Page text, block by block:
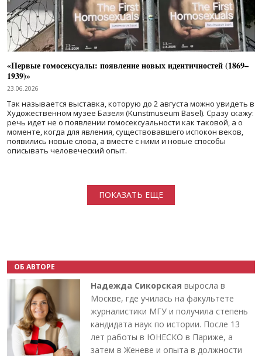
«Первые гомосексуалы: появление новых идентичностей (1869–
1939)»
23.06.2026
Так называется выставка, которую до 2 августа можно увидеть в
Художественном музее Базеля (Kunstmuseum Basel). Сразу скажу:
речь идет не о появлении гомосексуальности как таковой, а о
моменте, когда для явления, существовавшего испокон веков,
появились новые слова, а вместе с ними и новые способы
описывать человеческий опыт.
ПОКАЗАТЬ ЕЩЕ
ОБ АВТОРЕ
Надежда Сикорская выросла в
Москве, где училась на факультете
журналистики МГУ и получила степень
кандидата наук по истории. После 13
лет работы в ЮНЕСКО в Париже, а
затем в Женеве и опыта в должности